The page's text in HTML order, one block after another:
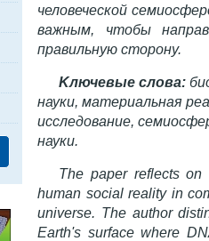
человеческой
важным, чтобы
правильную сторону.
Kлючевые слова:
науки, материальная
исследование,
науки.
The paper reflects on
human social reality in
universe. The author
Earth's surface where